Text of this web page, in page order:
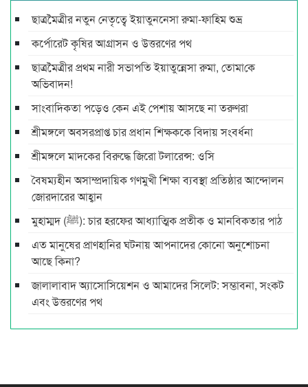
ছাত্রমৈত্রীর নতুন নেতৃত্বে ইয়াতুননেসা রুমা-ফাহিম শুভ্র
কর্পোরেট কৃষির আগ্রাসন ও উত্তরণের পথ
ছাত্রমৈত্রীর প্রথম নারী সভাপ‌তি ইয়াতুন্নেসা রুমা, তোমা‌কে
অ‌ভিবাদন!
সাংবাদিকতা পড়েও কেন এই পেশায় আসছে না তরুণরা
শ্রীমঙ্গলে অবসরপ্রাপ্ত চার প্রধান শিক্ষককে বিদায় সংবর্ধনা
শ্রীমঙ্গলে মাদকের বিরুদ্ধে জিরো টলারেন্স: ওসি
বৈষম্যহীন অসাম্প্রদায়িক গণমুখী শিক্ষা ব্যবস্থা প্রতিষ্ঠার আন্দোলন
জোরদারের আহ্বান
মুহাম্মদ (ﷺ): চার হরফের আধ্যাত্মিক প্রতীক ও মানবিকতার পাঠ
এত মানুষের প্রাণহানির ঘটনায় আপনাদের কোনো অনুশোচনা
আছে কিনা?
জালালাবাদ অ্যাসোসিয়েশন ও আমাদের সিলেট: সম্ভাবনা, সংকট
এবং উত্তরণের পথ